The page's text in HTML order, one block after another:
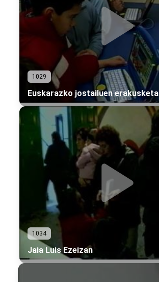
1029
Euskarazko jostailuen erakusketa
1034
Jaia Luis Ezeizan